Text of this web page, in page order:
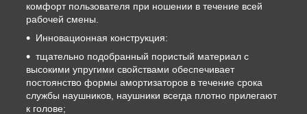
комфорт пользователя при ношении в течение всей
рабочей смены.
Инновационная конструкция:
тщательно подобранный пористый материал с
высокими упругими свойствами обеспечивает
постоянство формы амортизаторов в течение срока
службы наушников, наушники всегда плотно прилегают
к голове;